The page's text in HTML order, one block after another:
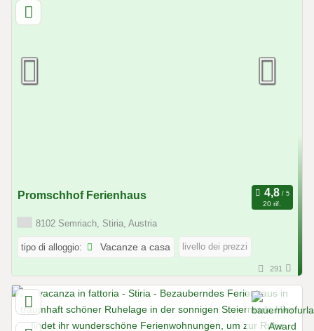
Promschhof Ferienhaus
20 rif.
8102 Semriach, Stiria, Austria
tipo di alloggio: Vacanze a casa livello dei prezzi
291